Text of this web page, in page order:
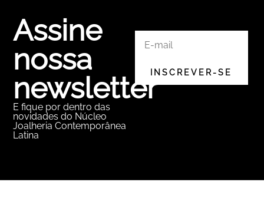
Assine
nossa
newsletter
E fique por dentro das
novidades do Núcleo
Joalheria Contemporânea
Latina